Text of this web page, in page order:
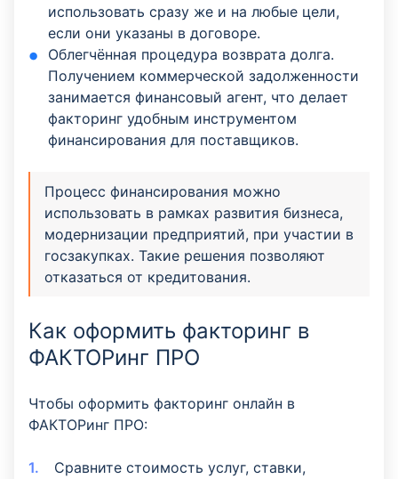
использовать сразу же и на любые цели,
если они указаны в договоре.
Облегчённая процедура возврата долга.
Получением коммерческой задолженности
занимается финансовый агент, что делает
факторинг удобным инструментом
финансирования для поставщиков.
Процесс финансирования можно
использовать в рамках развития бизнеса,
модернизации предприятий, при участии в
госзакупках. Такие решения позволяют
отказаться от кредитования.
Как оформить факторинг в
ФАКТОРинг ПРО
Чтобы оформить факторинг онлайн в
ФАКТОРинг ПРО:
Сравните стоимость услуг, ставки,